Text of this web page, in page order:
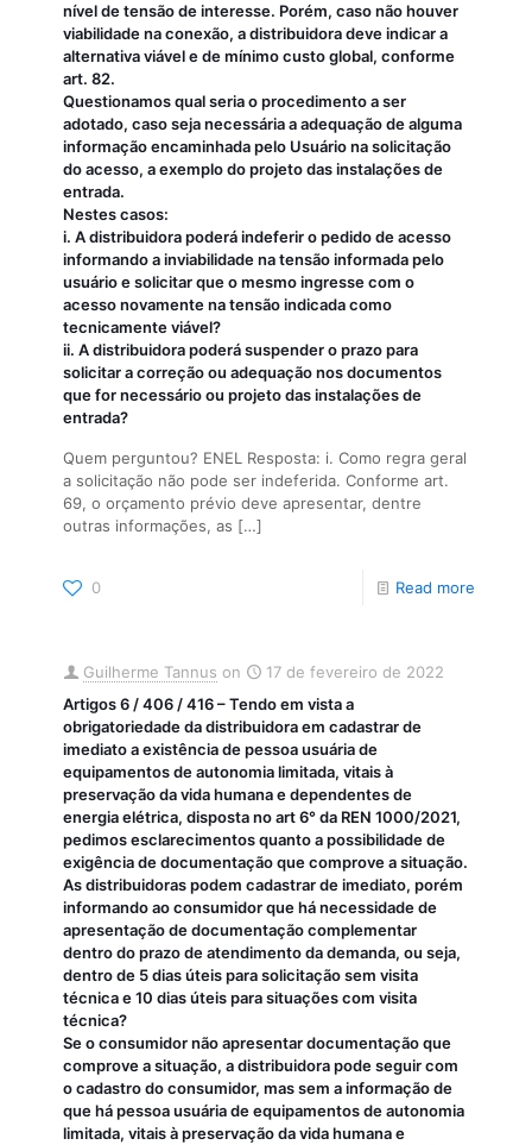
nível de tensão de interesse. Porém, caso não houver
viabilidade na conexão, a distribuidora deve indicar a
alternativa viável e de mínimo custo global, conforme
art. 82.
Questionamos qual seria o procedimento a ser
adotado, caso seja necessária a adequação de alguma
informação encaminhada pelo Usuário na solicitação
do acesso, a exemplo do projeto das instalações de
entrada.
Nestes casos:
i. A distribuidora poderá indeferir o pedido de acesso
informando a inviabilidade na tensão informada pelo
usuário e solicitar que o mesmo ingresse com o
acesso novamente na tensão indicada como
tecnicamente viável?
ii. A distribuidora poderá suspender o prazo para
solicitar a correção ou adequação nos documentos
que for necessário ou projeto das instalações de
entrada?
Quem perguntou? ENEL Resposta: i. Como regra geral
a solicitação não pode ser indeferida. Conforme art.
69, o orçamento prévio deve apresentar, dentre
outras informações, as […]
0 Read more
Guilherme Tannus on
17 de fevereiro de 2022
Artigos 6 / 406 / 416 – Tendo em vista a
obrigatoriedade da distribuidora em cadastrar de
imediato a existência de pessoa usuária de
equipamentos de autonomia limitada, vitais à
preservação da vida humana e dependentes de
energia elétrica, disposta no art 6° da REN 1000/2021,
pedimos esclarecimentos quanto a possibilidade de
exigência de documentação que comprove a situação.
As distribuidoras podem cadastrar de imediato, porém
informando ao consumidor que há necessidade de
apresentação de documentação complementar
dentro do prazo de atendimento da demanda, ou seja,
dentro de 5 dias úteis para solicitação sem visita
técnica e 10 dias úteis para situações com visita
técnica?
Se o consumidor não apresentar documentação que
comprove a situação, a distribuidora pode seguir com
o cadastro do consumidor, mas sem a informação de
que há pessoa usuária de equipamentos de autonomia
limitada, vitais à preservação da vida humana e